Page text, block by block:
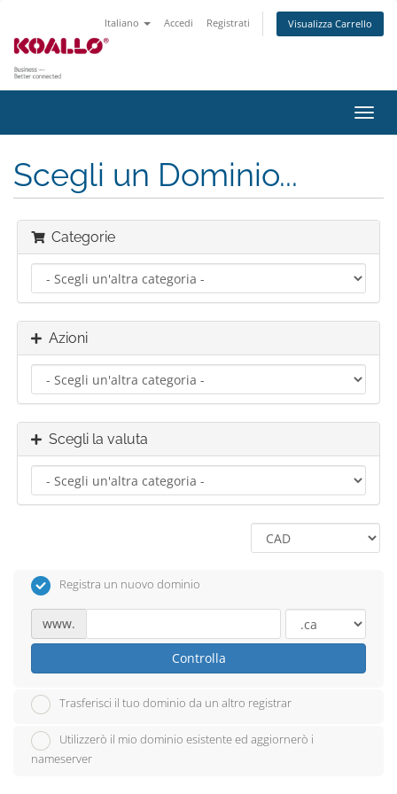
Italiano Accedi Registrati Visualizza Carrello
Attiva
Scegli un Dominio...
Categorie
Azioni
Scegli la valuta
Registra un nuovo dominio
www.
Controlla
Trasferisci il tuo dominio da un altro registrar
Utilizzerò il mio dominio esistente ed aggiornerò i
nameserver